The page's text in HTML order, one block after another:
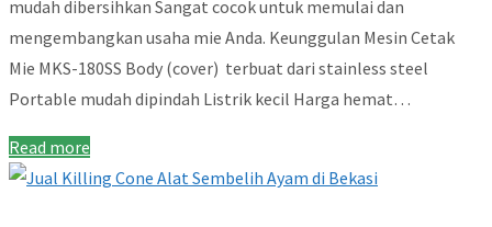
mudah dibersihkan Sangat cocok untuk memulai dan
mengembangkan usaha mie Anda. Keunggulan Mesin Cetak
Mie MKS-180SS Body (cover) terbuat dari stainless steel
Portable mudah dipindah Listrik kecil Harga hemat…
Read more